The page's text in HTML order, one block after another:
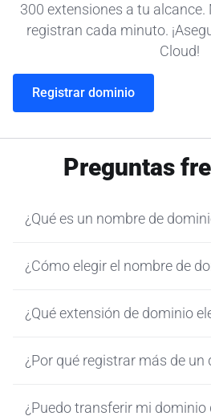
300 extensiones a tu
registran cada minuto.
Cloud!
Registrar dominio
Preguntas
¿Qué es un nombre de
¿Cómo elegir el nombre de
¿Qué extensión de dominio
¿Por qué registrar más de un
¿Puedo transferir mi dominio